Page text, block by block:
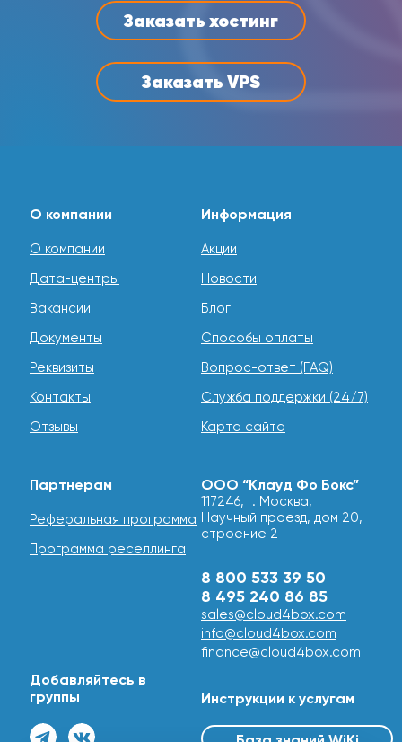
Заказать хостинг
Заказать VPS
О компании
О компании
Дата-центры
Вакансии
Документы
Реквизиты
Контакты
Отзывы
Информация
Акции
Новости
Блог
Способы оплаты
Вопрос-ответ (FAQ)
Служба поддержки (24/7)
Карта сайта
Партнерам
Реферальная программа
Программа реселлинга
Добавляйтесь в
группы
ООО “Клауд Фо Бокс”
117246, г. Москва,
Научный проезд, дом 20,
строение 2
8 800 533 39 50
8 495 240 86 85
sales@cloud4box.com
info@cloud4box.com
finance@cloud4box.com
Инструкции к услугам